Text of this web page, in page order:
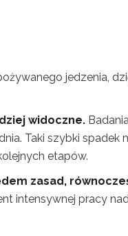
jedzenia,
widoczne.
Taki szybki spadek
etapów.
zasad,
intensywnej pracy